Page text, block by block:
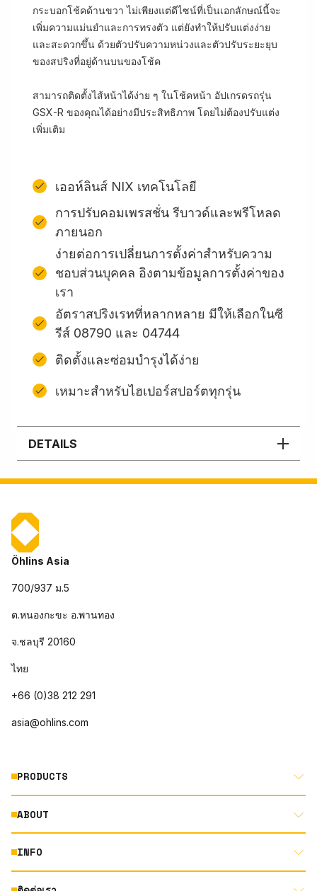
กระบอกโช้คด้านขวา ไม่เพียงแต่ดีไซน์ที่เป็นเอกลักษณ์นี้จะ
เพิ่มความแม่นยำและการทรงตัว แต่ยังทำให้ปรับแต่งง่าย
และสะดวกขึ้น ด้วยตัวปรับความหน่วงและตัวปรับระยะยุบ
ของสปริงที่อยู่ด้านบนของโช้ค
สามารถติดตั้งไส้หน้าได้ง่าย ๆ ในโช้คหน้า อัปเกรดรถรุ่น
GSX-R ของคุณได้อย่างมีประสิทธิภาพ โดยไม่ต้องปรับแต่ง
เพิ่มเติม​​​​​
เออห์ลินส์ NIX เทคโนโลยี
การปรับคอมเพรสชั่น รีบาวด์และพรีโหลด
ภายนอก
ง่ายต่อการเปลี่ยนการตั้งค่าสําหรับความ
ชอบส่วนบุคคล อิงตามข้อมูลการตั้งค่าของ
เรา
อัตราสปริงเรทที่หลากหลาย มีให้เลือกในซี
รีส์ 08790 และ 04744
ติดตั้งและซ่อมบํารุงได้ง่าย
เหมาะสำหรับไฮเปอร์สปอร์ตทุกรุ่น
DETAILS
Öhlins Asia
700/937 ม.5
ต.หนองกะขะ อ.พานทอง
จ.ชลบุรี 20160
ไทย
+66 (0)38 212 291
asia@ohlins.com
PRODUCTS
MOTORCYCLE
AUTOMOTIVE
ABOUT
ABOUT US
RACING
INFO